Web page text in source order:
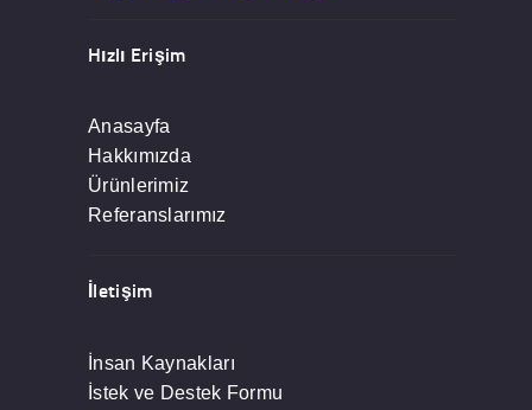
Hızlı Erişim
Anasayfa
Hakkımızda
Ürünlerimiz
Referanslarımız
İletişim
İnsan Kaynakları
İstek ve Destek Formu